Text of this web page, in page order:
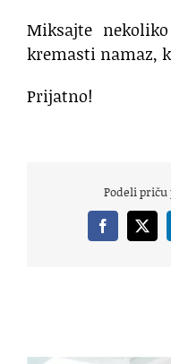
Miksajte
kremasti namaz,
Prijatno!
Podeli
Facebook
X